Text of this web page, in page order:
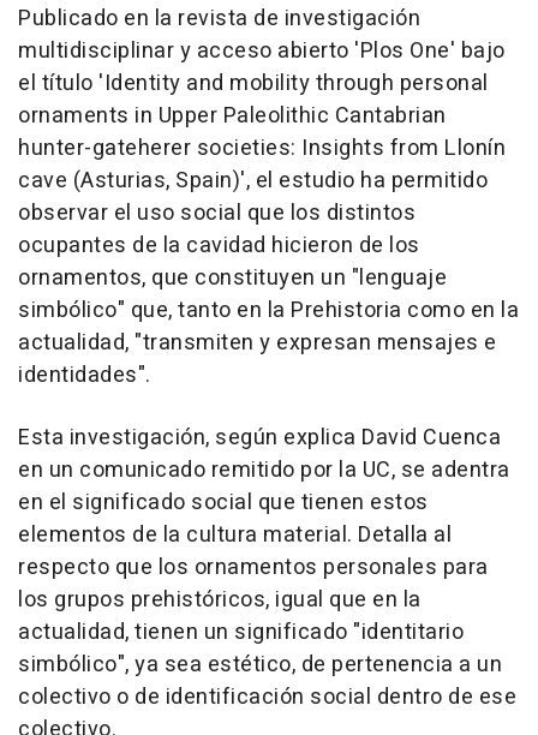
Publicado en la revista de investigación
multidisciplinar y acceso abierto 'Plos One' bajo
el título 'Identity and mobility through personal
ornaments in Upper Paleolithic Cantabrian
hunter-gateherer societies: Insights from Llonín
cave (Asturias, Spain)', el estudio ha permitido
observar el uso social que los distintos
ocupantes de la cavidad hicieron de los
ornamentos, que constituyen un "lenguaje
simbólico" que, tanto en la Prehistoria como en la
actualidad, "transmiten y expresan mensajes e
identidades".
Esta investigación, según explica David Cuenca
en un comunicado remitido por la UC, se adentra
en el significado social que tienen estos
elementos de la cultura material. Detalla al
respecto que los ornamentos personales para
los grupos prehistóricos, igual que en la
actualidad, tienen un significado "identitario
simbólico", ya sea estético, de pertenencia a un
colectivo o de identificación social dentro de ese